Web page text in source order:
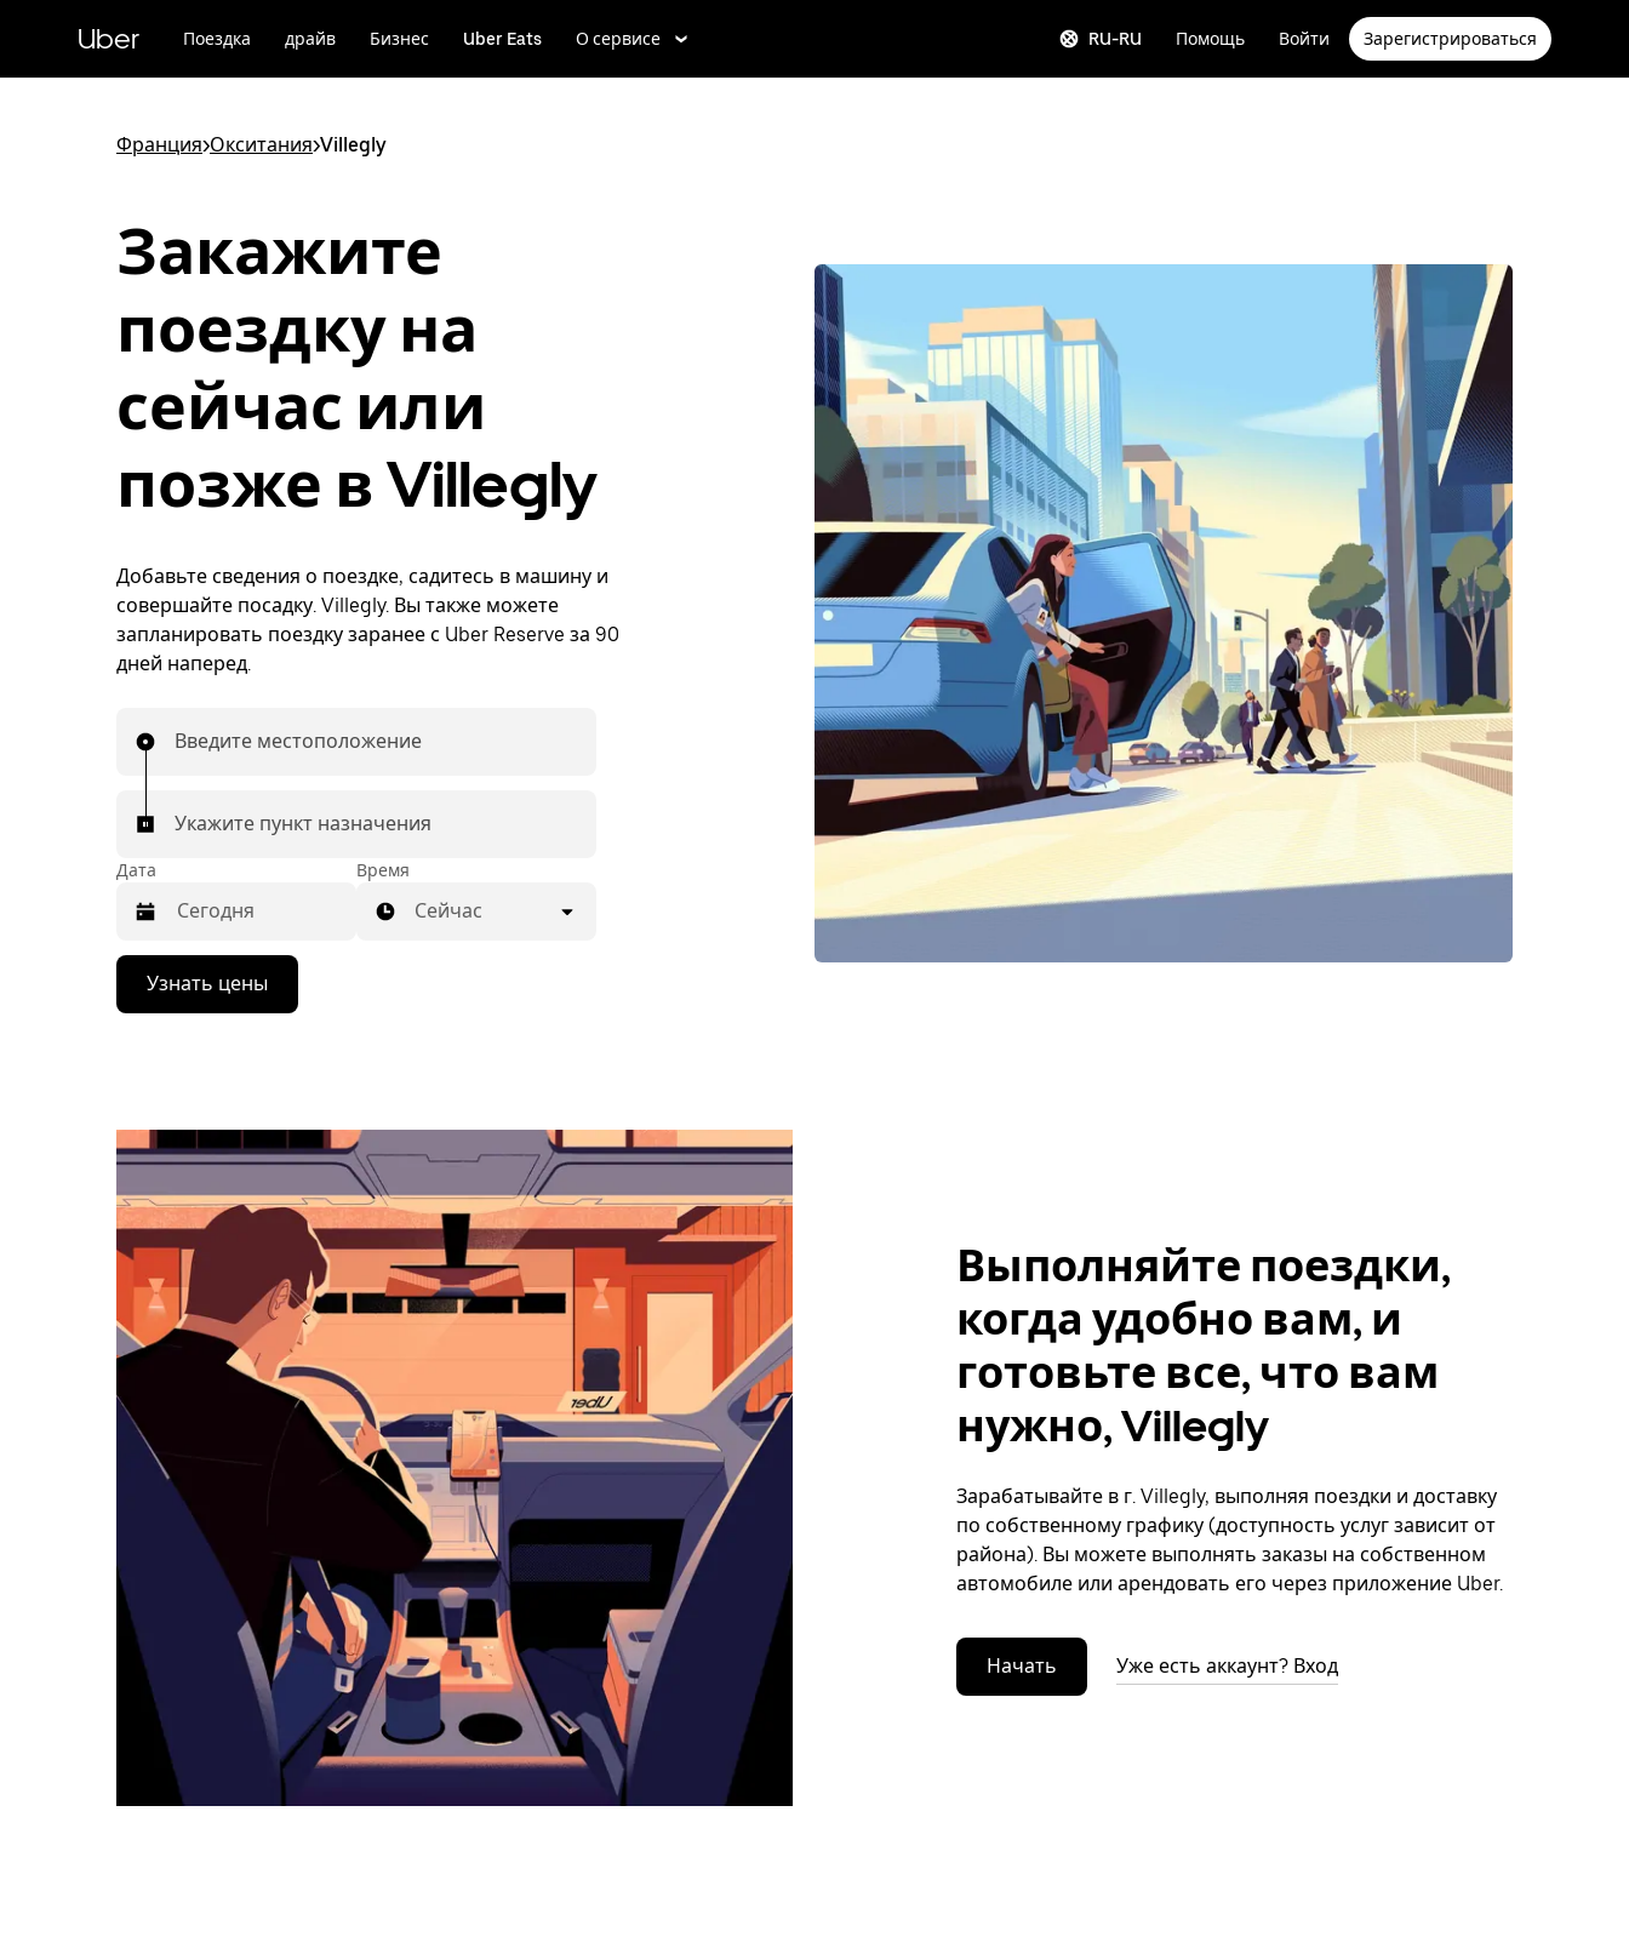
к
Uber Поездка драйв Бизнес Uber Eats О сервисе RU-RU Помощь Войти Зарегистрироваться
Франция>Окситания>Villegly
Закажите
поездку на
сейчас или
позже в Villegly
Добавьте сведения о поездке, садитесь в машину и
совершайте посадку. Villegly. Вы также можете
запланировать поездку заранее с Uber Reserve за 90
дней наперед.
Введите местоположение
Укажите пункт назначения
Дата
Нажмите
стрелку
вниз,
выбрать
дату.
закрыть
календарь,
нажмите
Esc.
Время
Сейчас
Узнать цены
Выполняйте поездки,
когда удобно вам, и
готовьте все, что вам
нужно, Villegly
Зарабатывайте в г. Villegly, выполняя поездки и доставку
по собственному графику (доступность услуг зависит от
района). Вы можете выполнять заказы на собственном
автомобиле или арендовать его через приложение Uber.
Начать Уже есть аккаунт? Вход